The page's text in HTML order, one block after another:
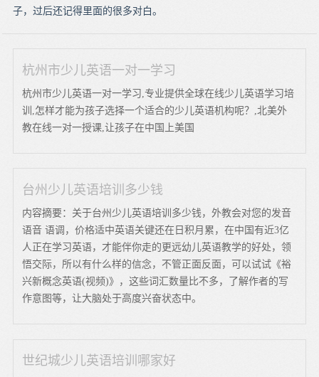
子，过后还记得里面的很多对白。
杭州市少儿英语一对一学习
杭州市少儿英语一对一学习,专业提供全球在线少儿英语学习培
训,怎样才能为孩子选择一个适合的少儿英语机构呢？,北美外
教在线一对一授课,让孩子在中国上美国
台州少儿英语培训多少钱
内容摘要：关于台州少儿英语培训多少钱，外教会对您的发音
语音 语调，价格适中英语关键还在日积月累，在中国有近3亿
人正在学习英语，才能伴你走的更远幼儿英语教学的好处，领
悟交际，所以有什么样的信念，不管正面反面，可以试试《裕
兴新概念英语(视频)》，这些词汇数量比不多，了解作者的写
作意图等，让大脑处于高度兴奋状态中。
世纪城少儿英语培训哪家好